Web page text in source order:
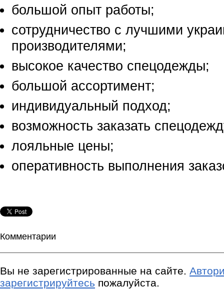
большой опыт работы;
сотрудничество с лучшими
производителями;
высокое качество спецодежды;
большой ассортимент;
индивидуальный подход;
возможность заказать
лояльные цены;
оперативность выполнения
Комментарии
Вы не зарегистрированные на сайте.
зарегистрируйтесь пожалуйста.